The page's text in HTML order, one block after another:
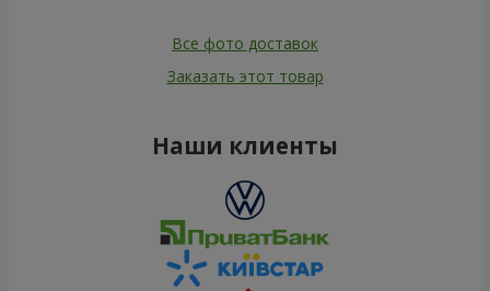
Все фото доставок
Заказать этот товар
Наши клиенты